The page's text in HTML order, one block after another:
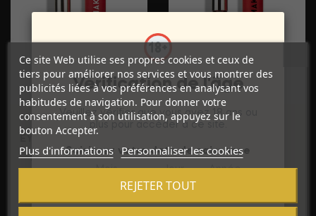
Prix
28,99 €
EYE OF LOVE - PARFUM
MATCHMAKER RED
Prix
28,99 €
PHÉROMONES DE
Ce site Web utilise ses propres cookies et ceux de
tiers pour améliorer nos services et vous montrer des
publicités liées à vos préférences en analysant vos
habitudes de navigation. Pour donner votre
consentement à son utilisation, appuyez sur le
bouton Accepter.
Plus d'informations Personnaliser les cookies
REJETER TOUT
Vérification de l'âge
Veuillez vérifier que vous avez 18 ans ou
plus pour accéder à ce site.
Saisissez votre date de naissance
Mois
Jour Année